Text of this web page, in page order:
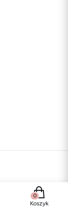
Produkty
Koszyk